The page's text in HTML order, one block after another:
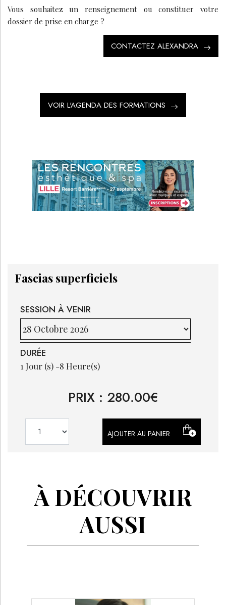
Vous souhaitez un renseignement ou constituer votre
dossier de prise en charge ?
CONTACTEZ ALEXANDRA
VOIR L'AGENDA DES FORMATIONS
Fascias superficiels
SESSION À VENIR
DURÉE
1 Jour (s) -8 Heure(s)
PRIX : 280.00€
AJOUTER AU PANIER
À DÉCOUVRIR
AUSSI